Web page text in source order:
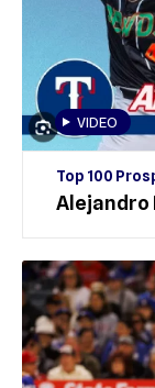
VIDEO
Top 100
Alejandro